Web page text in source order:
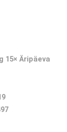
15× Äripäeva